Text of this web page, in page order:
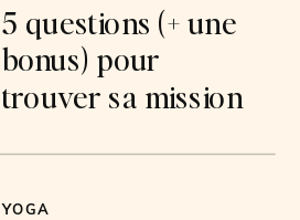
5 questions (+ une
bonus) pour
trouver sa mission
YOGA